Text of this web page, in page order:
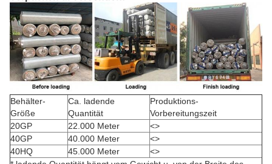
Behälter-
Größe
Ca. ladende
Quantität
Produktions-
Vorbereitungszeit
20GP
22.000 Meter
<>
40GP
40.000 Meter
<>
40HQ
45.000 Meter
<>